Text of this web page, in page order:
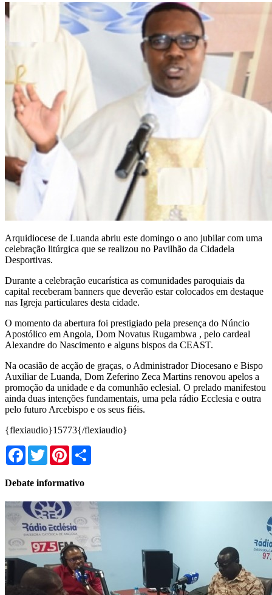
Arquidiocese de Luanda abriu este domingo o ano jubilar com uma
celebração litúrgica que se realizou no Pavilhão da Cidadela
Desportivas.
Durante a celebração eucarística as comunidades paroquiais da
capital receberam banners que deverão estar colocados em destaque
nas Igreja particulares desta cidade.
O momento da abertura foi prestigiado pela presença do Núncio
Apostólico em Angola, Dom Novatus Rugambwa , pelo cardeal
Alexandre do Nascimento e alguns bispos da CEAST.
Na ocasião de acção de graças, o Administrador Diocesano e Bispo
Auxiliar de Luanda, Dom Zeferino Zeca Martins renovou apelos a
promoção da unidade e da comunhão eclesial. O prelado manifestou
ainda duas intenções fundamentais, uma pela rádio Ecclesia e outra
pelo futuro Arcebispo e os seus fiéis.
{flexiaudio}15773{/flexiaudio}
Facebook
TwitterPinterest
Debate informativo